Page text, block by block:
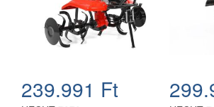
239.991 Ft